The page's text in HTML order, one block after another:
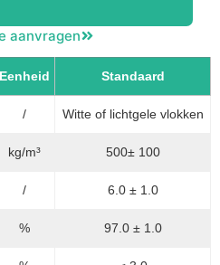
aanvragen
Eenheid Standaard
/ Witte of lichtgele vlokken
kg/m³ 500± 100
/ 6.0 ± 1.0
% 97.0 ± 1.0